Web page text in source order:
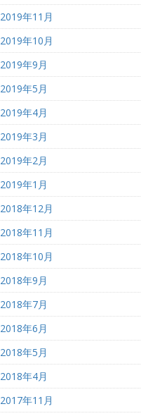
2019年11月
2019年10月
2019年9月
2019年5月
2019年4月
2019年3月
2019年2月
2019年1月
2018年12月
2018年11月
2018年10月
2018年9月
2018年7月
2018年6月
2018年5月
2018年4月
2017年11月